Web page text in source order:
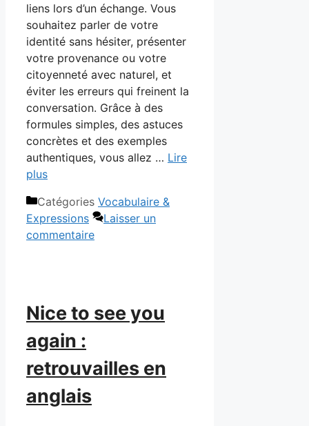
liens lors d’un échange. Vous
souhaitez parler de votre
identité sans hésiter, présenter
votre provenance ou votre
citoyenneté avec naturel, et
éviter les erreurs qui freinent la
conversation. Grâce à des
formules simples, des astuces
concrètes et des exemples
authentiques, vous allez … Lire
plus
Catégories Vocabulaire &
Expressions
Laisser un
commentaire
Nice to see you
again :
retrouvailles en
anglais